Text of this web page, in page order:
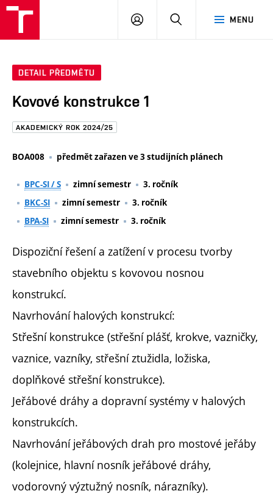
Brno
MENU
PŘIHLÁSIT
DETAIL PŘEDMĚTU
Kovové konstrukce 1
AKADEMICKÝ ROK 2024/25
BOA008 předmět zařazen ve 3 studijních plánech
BPC-SI / S zimní semestr
3. ročník
BKC-SI
zimní semestr
3. ročník
BPA-SI
zimní semestr 3. ročník
Dispoziční řešení a zatížení v procesu tvorby
stavebního objektu s kovovou nosnou
konstrukcí.
Navrhování halových konstrukcí:
Střešní konstrukce (střešní plášť, krokve, vazničky,
vaznice, vazníky, střešní ztužidla, ložiska,
doplňkové střešní konstrukce).
Jeřábové dráhy a dopravní systémy v halových
konstrukcích.
Navrhování jeřábových drah pro mostové jeřáby
(kolejnice, hlavní nosník jeřábové dráhy,
vodorovný výztužný nosník, nárazníky).